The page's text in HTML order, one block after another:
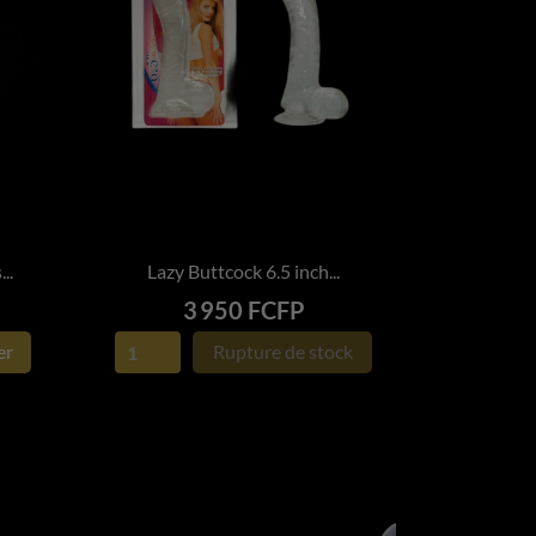
APERÇU RAPIDE
Lazy Buttcock 6.5 inch...
Prix
3 950 FCFP
Rupture de stock